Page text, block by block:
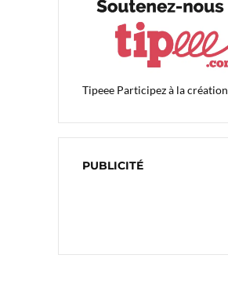
Tipeee Participez à la création
PUBLICITÉ